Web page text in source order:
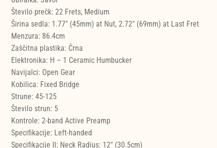
Število prečk: 22 Frets, Medium
Širina sedla: 1.77" (45mm) at Nut, 2.72" (69mm) at Last Fret
Menzura: 86.4cm
Zaščitna plastika: Črna
Elektronika: H – 1 Ceramic Humbucker
Navijalci: Open Gear
Kobilica: Fixed Bridge
Strune: 45-125
Število strun: 5
Kontrole: 2-band Active Preamp
Specifikacije: Left-handed
Specifikacije II: Neck Radius: 12" (30.5cm)